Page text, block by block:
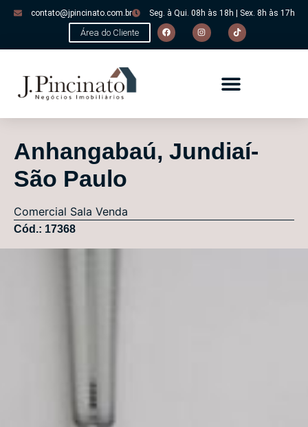
contato@jpincinato.com.br Seg. à Qui. 08h às 18h | Sex. 8h às 17h
Área do Cliente
Anhangabaú, Jundiaí-
São Paulo
Comercial Sala Venda
Cód.: 17368